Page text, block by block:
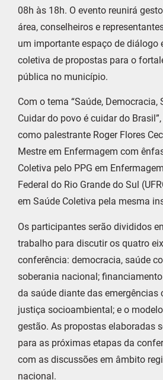
08h às 18h. O evento reunirá
área, conselheiros e
um importante espaço de diálogo
coletiva de propostas para o
pública no município.
Com o tema “Saúde, Democracia,
Cuidar do povo é cuidar do
como palestrante Roger Flores
Mestre em Enfermagem com
Coletiva pelo PPG em
Federal do Rio Grande do Sul
em Saúde Coletiva pela mesma
Os participantes serão divididos
trabalho para discutir os quatro
conferência: democracia, saúde
soberania nacional;
da saúde diante das emergências
justiça socioambiental; e o
gestão. As propostas elaboradas
para as próximas etapas da
com as discussões em âmbito
nacional.